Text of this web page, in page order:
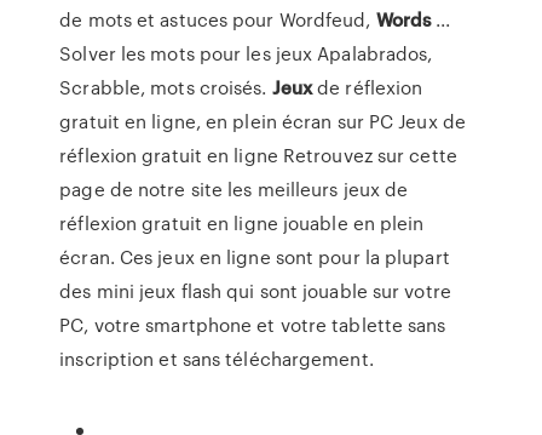
de mots et astuces pour Wordfeud, Words...
Solver les mots pour les jeux Apalabrados,
Scrabble, mots croisés. Jeuxde réflexion
gratuit en ligne, en plein écran sur PC Jeux de
réflexion gratuit en ligne Retrouvez sur cette
page de notre site les meilleurs jeux de
réflexion gratuit en ligne jouable en plein
écran. Ces jeux en ligne sont pour la plupart
des mini jeux flash qui sont jouable sur votre
PC, votre smartphone et votre tablette sans
inscription et sans téléchargement.